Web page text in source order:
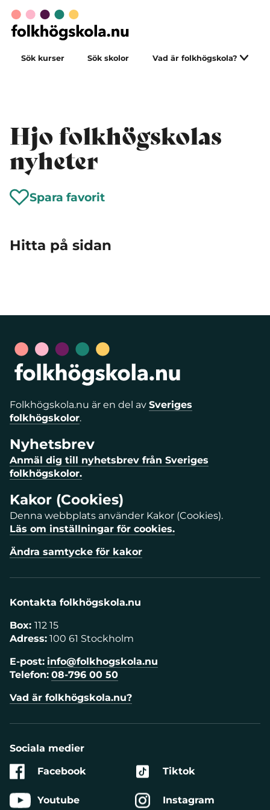
Sök kurser Sök skolor Vad är folkhögskola?
Hjo folkhögskolas
nyheter
Spara favorit
Hitta på sidan
Folkhögskola.nu är en del av Sveriges
folkhögskolor.
Nyhetsbrev
Anmäl dig till nyhetsbrev från Sveriges
folkhögskolor.
Kakor (Cookies)
Denna webbplats använder Kakor (Cookies).
Läs om inställningar för cookies.
Ändra samtycke för kakor
Kontakta folkhögskola.nu
Box: 112 15
Adress: 100 61 Stockholm
E-post: info@folkhogskola.nu
Telefon: 08-796 00 50
Vad är folkhögskola.nu?
Sociala medier
Facebook
Youtube
Tiktok
Instagram